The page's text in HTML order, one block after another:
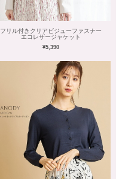
フリル付きクリアビジューファスナー
エコレザージャケット
¥5,390